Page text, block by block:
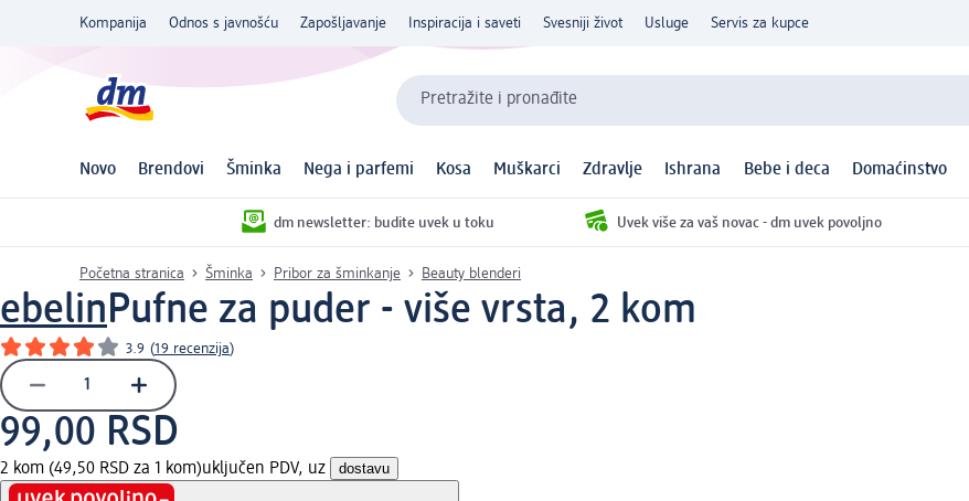
Kompanija Odnos s javnošću Zapošljavanje Inspiracija i saveti Svesniji život Usluge Servis za kupce
Pretražite i pronađite
Novo Brendovi Šminka Nega i parfemi Kosa Muškarci Zdravlje Ishrana Bebe i deca Domaćinstvo
dm newsletter: budite uvek u toku Uvek više za vaš novac - dm uvek povoljno
Početna stranica Šminka Pribor za šminkanje Beauty blenderi
ebelinPufne za puder - više vrsta, 2 kom
3.9 (19 recenzija)
99,00 RSD
2 kom (49,50 RSD za 1 kom)uključen PDV, uz dostavu